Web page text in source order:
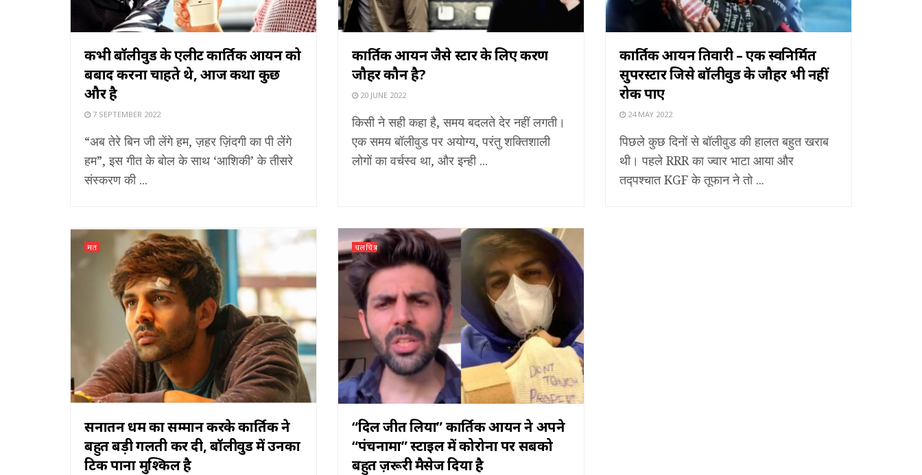
कभी बॉलीवुड के एलीट कार्तिक आर्यन को
बर्बाद करना चाहते थे, आज कथा कुछ
और है
7 SEPTEMBER 2022
“अब तेरे बिन जी लेंगे हम, ज़हर ज़िंदगी का पी लेंगे
हम”, इस गीत के बोल के साथ ‘आशिकी’ के तीसरे
संस्करण की ...
कार्तिक आर्यन जैसे स्टार के लिए करण
जौहर कौन है?
20 JUNE 2022
किसी ने सही कहा है, समय बदलते देर नहीं लगती।
एक समय बॉलीवुड पर अयोग्य, परंतु शक्तिशाली
लोगों का वर्चस्व था, और इन्ही ...
कार्तिक आर्यन तिवारी – एक स्वनिर्मित
सुपरस्टार जिसे बॉलीवुड के जौहर भी नहीं
रोक पाए
24 MAY 2022
पिछले कुछ दिनों से बॉलीवुड की हालत बहुत खराब
थी। पहले RRR का ज्वार भाटा आया और
तद्पश्चात KGF के तूफान ने तो ...
मत
सनातन धर्म का सम्मान करके कार्तिक ने
बहुत बड़ी गलती कर दी, बॉलीवुड में उनका
टिक पाना मुश्किल है
चलचित्र
“दिल जीत लिया” कार्तिक आर्यन ने अपने
“पंचनामा” स्टाइल में कोरोना पर सबको
बहुत ज़रूरी मैसेज दिया है